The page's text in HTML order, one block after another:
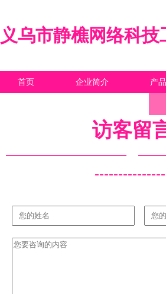
义乌市静樵网络科技
首页 企业简介 产
访客留